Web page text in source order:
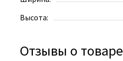
Высота:
Отзывы о товаре